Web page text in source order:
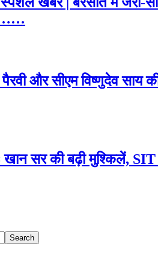
और सीएम विष्णुदेव
खान सर की बढ़ी मुश्किलें,
Search